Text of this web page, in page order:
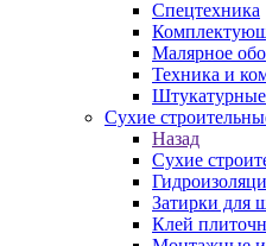
Спецтехника
Малярное
Техника и
Сухие
Назад
Сухие
Затирки для
Клей